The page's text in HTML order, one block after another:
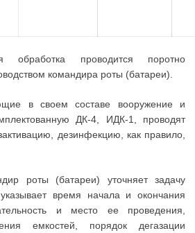
обработка проводится поротно
командира роты (батареи).
в своем составе вооружение и
ДК-4, ИДК-1, проводят
дезинфекцию, как правило,
роты (батареи) уточняет задачу
время начала и окончания
и место ее проведения,
емкостей, порядок дегазации